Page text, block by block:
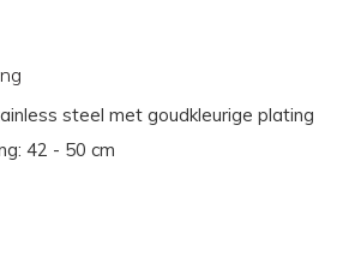
steel met goudkleurige plating
42 - 50 cm